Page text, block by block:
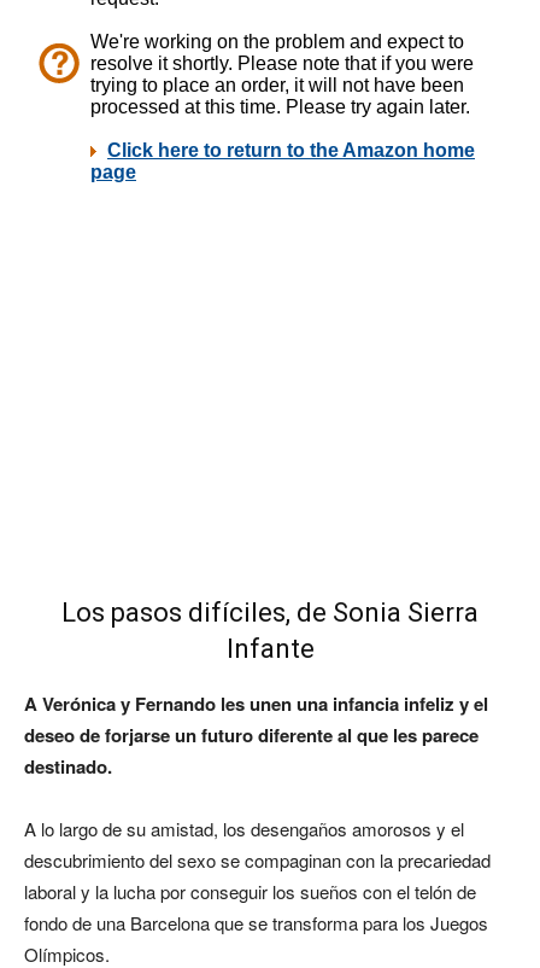
Los pasos difíciles, de Sonia Sierra
Infante
A Verónica y Fernando les unen una infancia infeliz y el
deseo de forjarse un futuro diferente al que les parece
destinado.
A lo largo de su amistad, los desengaños amorosos y el
descubrimiento del sexo se compaginan con la precariedad
laboral y la lucha por conseguir los sueños con el telón de
fondo de una Barcelona que se transforma para los Juegos
Olímpicos.